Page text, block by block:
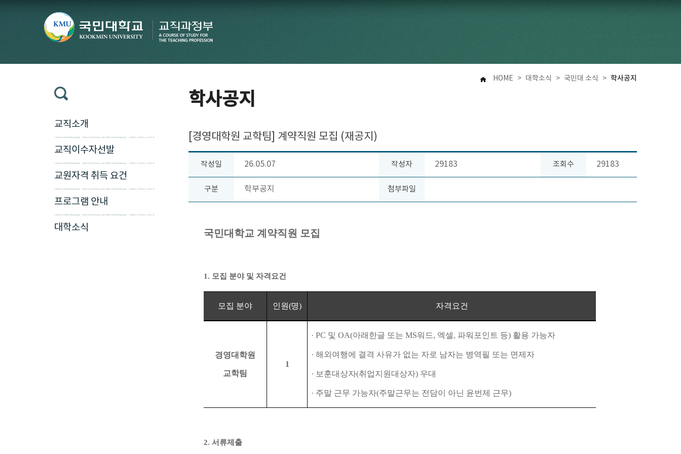
HOME > 대학소식 > 국민대 소식 > 학사공지
교직소개
교직이수자선발
교원자격 취득 요건
프로그램 안내
대학소식
학사공지
[경영대학원 교학팀] 계약직원 모집 (재공지)
작성일 26.05.07 작성자 29183 조회수 29183
구분 학부공지 첨부파일
국민대학교 계약직원 모집
1. 모집 분야 및 자격요건
모집 분야 인원(명) 자격요건
경영대학원
교학팀
1
· PC 및 OA(아래한글 또는 MS워드, 엑셀, 파워포인트 등) 활용 가능자
· 해외여행에 결격 사유가 없는 자로 남자는 병역필 또는 면제자
· 보훈대상자(취업지원대상자) 우대
· 주말 근무 가능자(주말근무는 전담이 아닌 윤번제 근무)
2. 서류제출